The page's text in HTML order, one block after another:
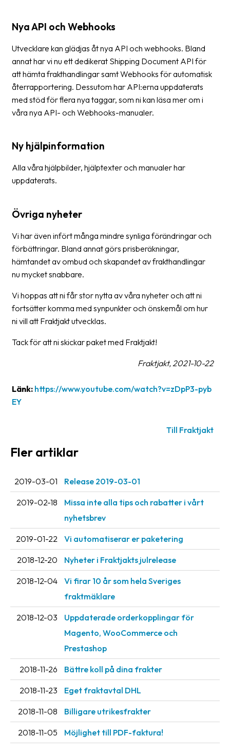
Nya API och Webhooks
Utvecklare kan glädjas åt nya API och webhooks. Bland
annat har vi nu ett dedikerat Shipping Document API för
att hämta frakthandlingar samt Webhooks för automatisk
återrapportering. Dessutom har API:erna uppdaterats
med stöd för flera nya taggar, som ni kan läsa mer om i
våra nya API- och Webhooks-manualer.
Ny hjälpinformation
Alla våra hjälpbilder, hjälptexter och manualer har
uppdaterats.
Övriga nyheter
Vi har även infört många mindre synliga förändringar och
förbättringar. Bland annat görs prisberäkningar,
hämtandet av ombud och skapandet av frakthandlingar
nu mycket snabbare.
Vi hoppas att ni får stor nytta av våra nyheter och att ni
fortsätter komma med synpunkter och önskemål om hur
ni vill att Fraktjakt utvecklas.
Tack för att ni skickar paket med Fraktjakt!
Fraktjakt, 2021-10-22
Länk: https://www.youtube.com/watch?v=zDpP3-pyb
EY
Till Fraktjakt
Fler artiklar
2019-03-01 Release 2019-03-01
2019-02-18
Missa inte alla tips och rabatter i vårt
nyhetsbrev
2019-01-22 Vi automatiserar er paketering
2018-12-20 Nyheter i Fraktjakts julrelease
2018-12-04
Vi firar 10 år som hela Sveriges
fraktmäklare
2018-12-03
Uppdaterade orderkopplingar för
Magento, WooCommerce och
Prestashop
2018-11-26 Bättre koll på dina frakter
2018-11-23 Eget fraktavtal DHL
2018-11-08 Billigare utrikesfrakter
2018-11-05 Möjlighet till PDF-faktura!